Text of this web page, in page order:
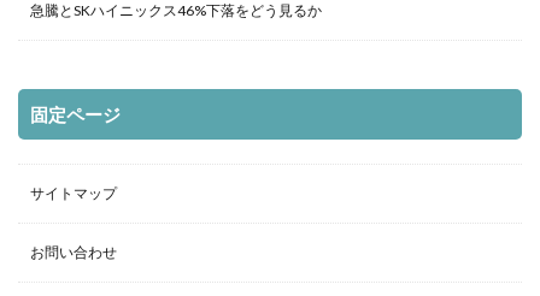
急騰とSKハイニックス46%下落をどう見るか
固定ページ
サイトマップ
お問い合わせ